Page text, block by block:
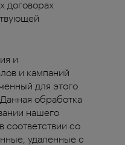
договорах
и
и кампаний
для этого
обработка
нашего
соответствии со
удаленные с